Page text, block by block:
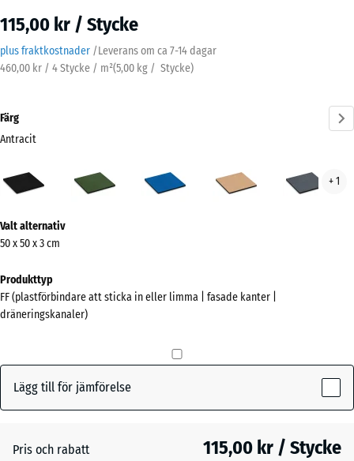
115,00 kr / Stycke
plus fraktkostnader /Leverans om ca 7-14 dagar
460,00 kr / 4 Stycke / m²(5,00 kg / Stycke)
Färg
Antracit
(active)
+ 1
information
om
färgerna?
Visa
färgpalett
Gräsgrön + 11,00 kr
Valt alternativ
50 x 50 x 3 cm
Produkttyp
FF (plastförbindare att sticka in eller limma | fasade kanter |
dräneringskanaler)
Lägg till för jämförelse
Pris och rabatt 115,00 kr / Stycke